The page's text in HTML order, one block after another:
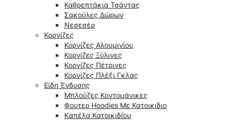
Καθρεπτάκια Τσάντας
Σακούλες Δώρων
Νεσεσέρ
Κορνίζες
Κορνίζες Αλουμινίου
Κορνίζες Ξύλινες
Κορνίζες Πέτρινες
Κορνίζες Πλέξι Γκλας
Είδη Ένδυσης
Μπλούζες Κοντομάνικες
Φουτερ Hoodies Με Κατοικιδιο
Kαπέλα Κατοικιδίου